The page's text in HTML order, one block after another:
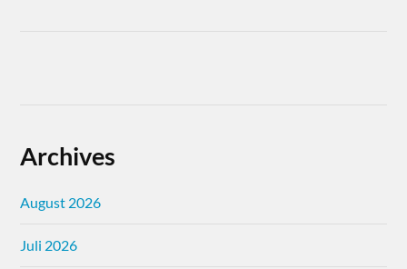
Archives
August 2026
Juli 2026